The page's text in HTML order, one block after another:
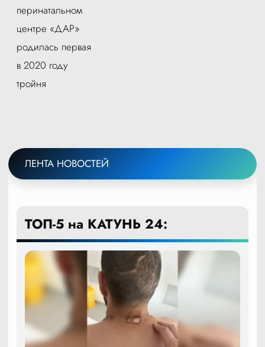
перинатальном
центре «ДАР»
родилась первая
в 2020 году
тройня
ЛЕНТА НОВОСТЕЙ
ТОП-5 на КАТУНЬ 24: